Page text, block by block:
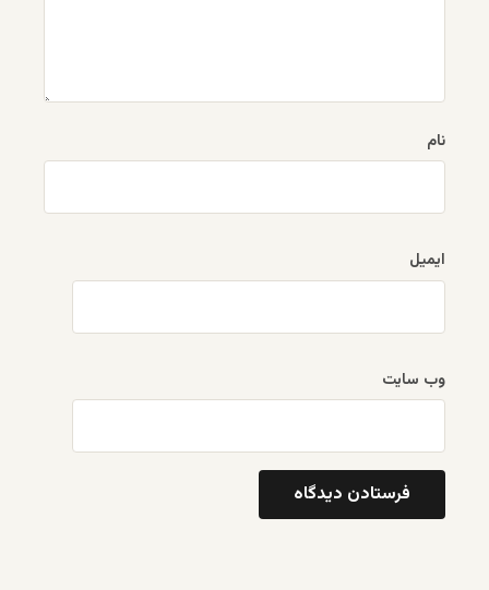
نام
ایمیل
وب‌ سایت